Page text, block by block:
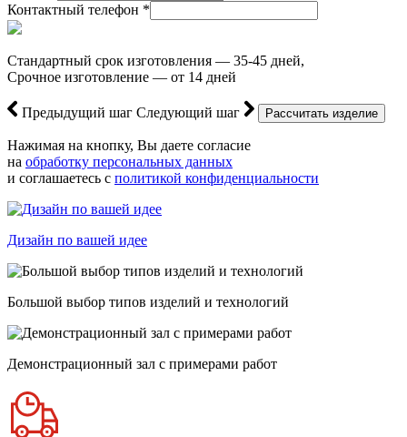
Контактный телефон *
Стандартный срок изготовления — 35-45 дней,
Срочное изготовление — от 14 дней
Предыдущий шаг Следующий шаг
Нажимая на кнопку, Вы даете согласие
на обработку персональных данных
и соглашаетесь с политикой конфиденциальности
Дизайн по вашей идее
Большой выбор типов изделий и технологий
Демонстрационный зал с примерами работ